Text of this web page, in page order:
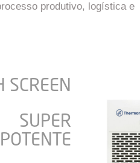
produtivo, logística e
SCREEN
SUPER
POTENTE